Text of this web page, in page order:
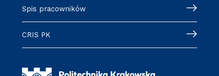
Spis pracowników
CRIS PK